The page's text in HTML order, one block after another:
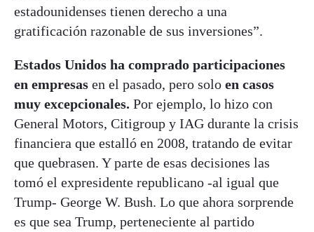
estadounidenses tienen derecho a una
gratificación razonable de sus inversiones”.
Estados Unidos ha comprado participaciones
en empresas en el pasado, pero solo en casos
muy excepcionales. Por ejemplo, lo hizo con
General Motors, Citigroup y IAG durante la crisis
financiera que estalló en 2008, tratando de evitar
que quebrasen. Y parte de esas decisiones las
tomó el expresidente republicano -al igual que
Trump- George W. Bush. Lo que ahora sorprende
es que sea Trump, perteneciente al partido